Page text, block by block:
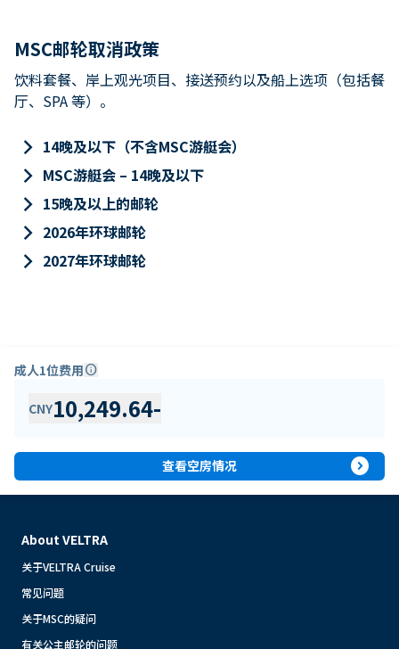
MSC邮轮取消政策
饮料套餐、岸上观光项目、接送预约以及船上选项（包括餐
厅、SPA 等）。
keyboard_arrow_right 14晚及以下（不含MSC游艇会）
keyboard_arrow_right MSC游艇会 – 14晚及以下
keyboard_arrow_right 15晚及以上的邮轮
keyboard_arrow_right 2026年环球邮轮
keyboard_arrow_right 2027年环球邮轮
成人1位费用info
CNY10,249.64-
查看空房情况 expand_circle_right
About VELTRA
关于VELTRA Cruise
常见问题
关于MSC的疑问
有关公主邮轮的问题